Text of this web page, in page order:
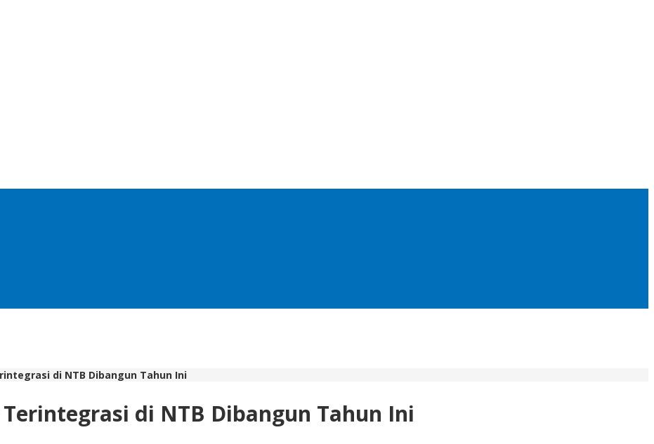
di NTB Dibangun Tahun Ini
di NTB Dibangun Tahun Ini